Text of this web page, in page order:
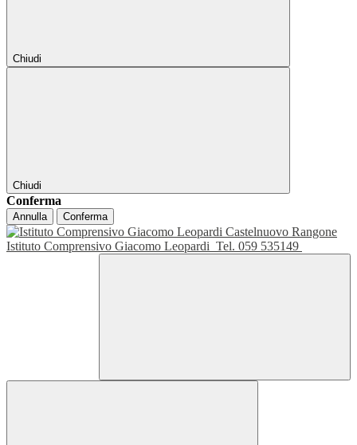
Chiudi
Chiudi
Conferma
Annulla Conferma
Istituto Comprensivo Giacomo Leopardi Tel. 059 535149